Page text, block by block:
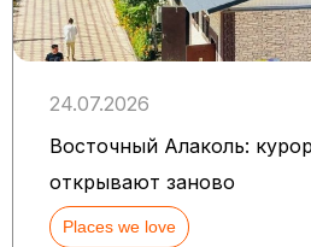
24.07.2026
Восточный Алаколь:
открывают заново
Places we love